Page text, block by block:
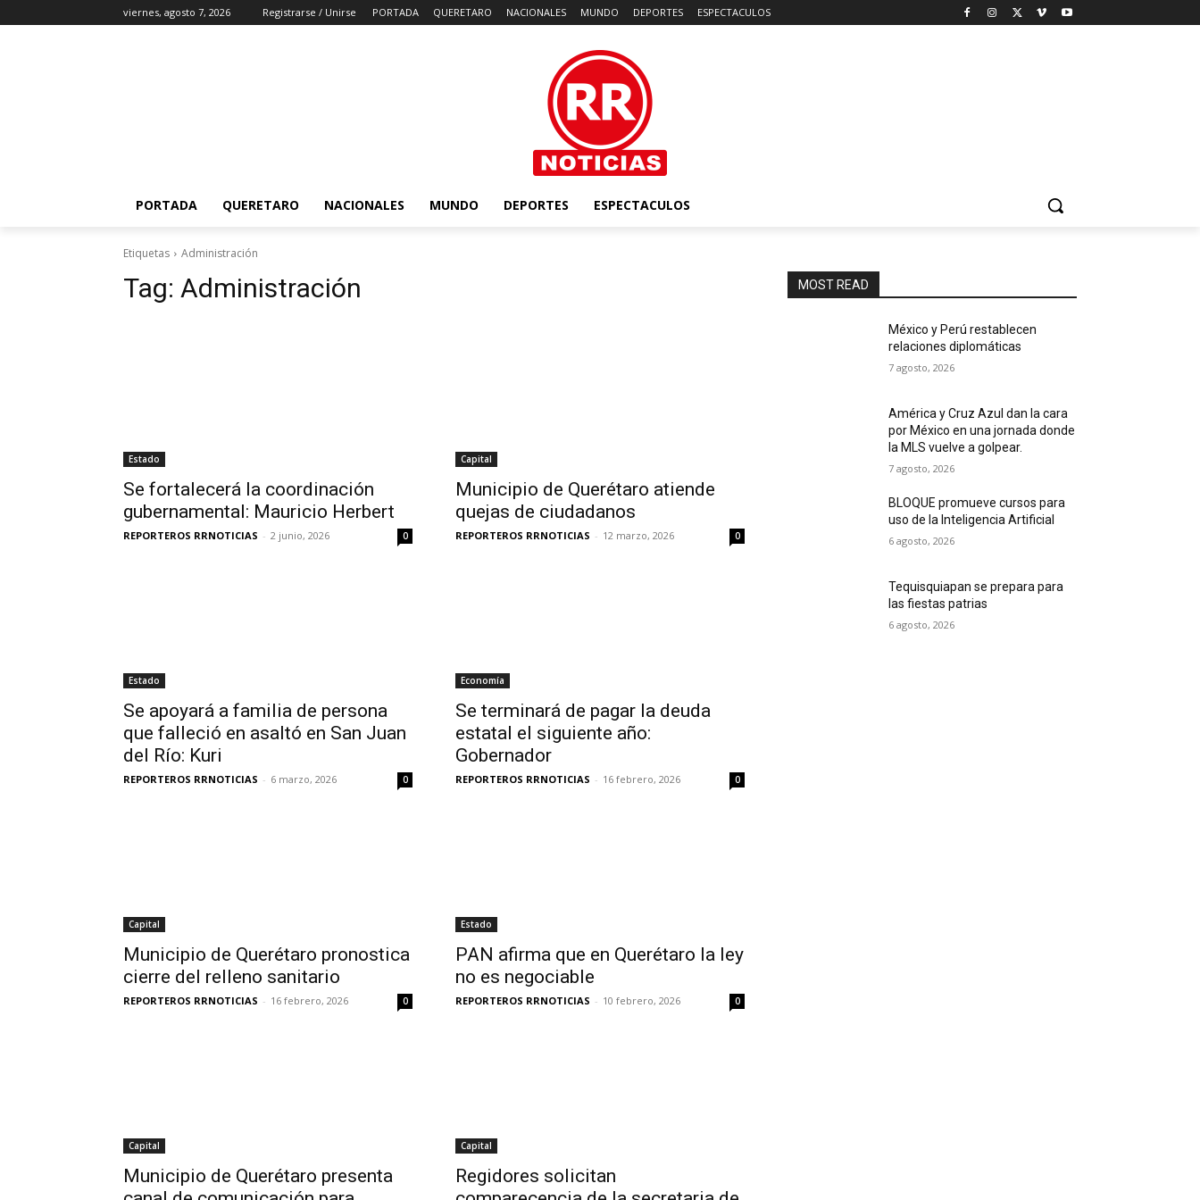
viernes, agosto 7, 2026 Registrarse / Unirse PORTADA QUERETARO NACIONALES MUNDO DEPORTES ESPECTACULOS
PORTADA QUERETARO NACIONALES MUNDO DEPORTES ESPECTACULOS
Etiquetas Administración
Tag: Administración
Estado
Se fortalecerá la coordinación
gubernamental: Mauricio Herbert
REPORTEROS RRNOTICIAS - 2 junio, 2026 0
Capital
Municipio de Querétaro atiende
quejas de ciudadanos
REPORTEROS RRNOTICIAS - 12 marzo, 2026 0
Estado
Se apoyará a familia de persona
que falleció en asaltó en San Juan
del Río: Kuri
REPORTEROS RRNOTICIAS - 6 marzo, 2026 0
Economía
Se terminará de pagar la deuda
estatal el siguiente año:
Gobernador
REPORTEROS RRNOTICIAS - 16 febrero, 2026 0
Capital
Municipio de Querétaro pronostica
cierre del relleno sanitario
REPORTEROS RRNOTICIAS - 16 febrero, 2026 0
Estado
PAN afirma que en Querétaro la ley
no es negociable
REPORTEROS RRNOTICIAS - 10 febrero, 2026 0
Capital
Municipio de Querétaro presenta
Capital
Regidores solicitan
MOST READ
México y Perú restablecen
relaciones diplomáticas
7 agosto, 2026
América y Cruz Azul dan la cara
por México en una jornada donde
la MLS vuelve a golpear.
7 agosto, 2026
BLOQUE promueve cursos para
uso de la Inteligencia Artificial
6 agosto, 2026
Tequisquiapan se prepara para
las fiestas patrias
6 agosto, 2026